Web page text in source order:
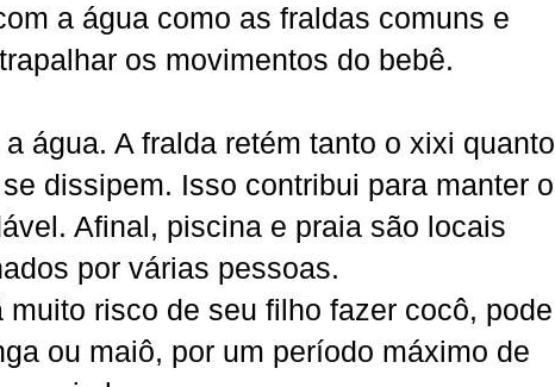
a água como as fraldas comuns e
os movimentos do bebê.
água. A fralda retém tanto o xixi quanto
dissipem. Isso contribui para manter o
Afinal, piscina e praia são locais
por várias pessoas.
risco de seu filho fazer cocô, pode
ou maiô, por um período máximo de